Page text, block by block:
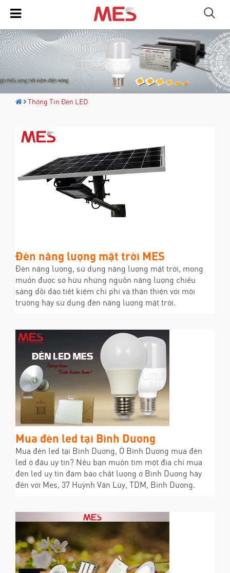
Thông Tin Đèn LED
Đèn năng lượng mặt trời MES
Đèn năng lượng, sử dụng năng lượng mặt trời, mong
muốn được sở hữu những nguồn năng lượng chiếu
sáng dồi dào tiết kiệm chi phí và thân thiện với môi
trường hãy sử dụng đèn năng lượng mặt trời.
Mua đèn led tại Bình Dương
Mua đèn led tại Bình Dương, Ở Bình Dương mua đèn
led ở đâu uy tín? Nếu bạn muốn tìm một địa chỉ mua
đèn led uy tín đảm bảo chất lượng ở Bình Dương hãy
đến với Mes, 37 Huỳnh Văn Lũy, TDM, Bình Dương.